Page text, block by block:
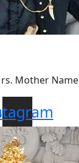
Mother Name